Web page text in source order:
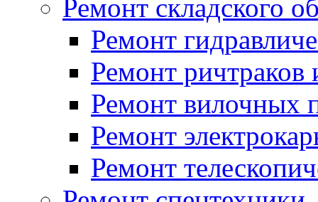
Ремонт складского
Ремонт
Ремонт ричтраков
Ремонт вилочных
Ремонт
Ремонт